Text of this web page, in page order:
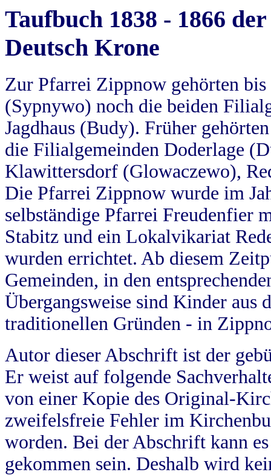
Taufbuch 1838 - 1866
Deutsch Krone
Zur Pfarrei Zippnow gehörten
(Sypnywo) noch die beiden
Jagdhaus (Budy). Früher
die Filialgemeinden Doderlage
Klawittersdorf (Glowaczewo),
Die Pfarrei Zippnow wurde im
selbständige Pfarrei Freudenfier
Stabitz und ein Lokalvikariat
wurden errichtet. Ab diesem
Gemeinden, in den
Übergangsweise sind Kinder aus
traditionellen Gründen - in
Autor dieser Abschrift ist der
Er weist auf folgende
von einer Kopie des Original-
zweifelsfreie Fehler im
worden. Bei der Abschrift kann
gekommen sein. Deshalb wird